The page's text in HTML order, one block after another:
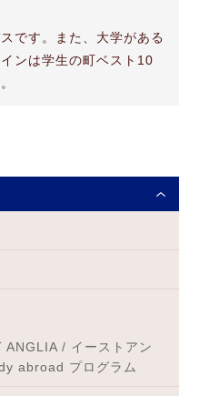
です。また、大学がある
ンは学生の町ベスト10
/ イーストアン
abroad プログラム